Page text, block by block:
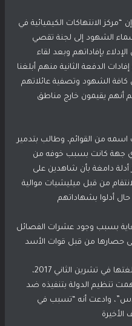
الانتهاكات الكيميائية في
الشهود إلى لجنة تقصي
بإفاداتهم وبعد لقاء
الدفعة الثانية منهم أبلغنا
الشهود وتصفية عائلاتهم
أنهم يقيمون خارج مناطق
من القوائم، وطالب بتدمير
جهة كانت بسبب خوفه من
أدلة دامغة بأن شاهدين على
من قبل ميليشيات موالية
أدلوا بشهاداتهم
بسبب وجود عشرات الفصائل
حصارها من قبل قوات الأسد
.”وقالت المنظمة إن سلطة اﻷسد أبلغتها في تشرين الثاني 2017،
تنظيم الدولة بتنفيذه ضد
وادعت أنه “تسبب في
اﻷخيرة